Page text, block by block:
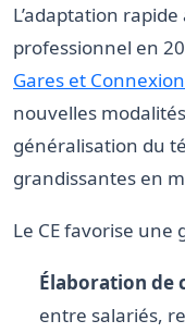
L’adaptation
professionnel en
Gares et
nouvelles
généralisation du
grandissantes en
Le CE favorise
Élaboration de
entre salariés,